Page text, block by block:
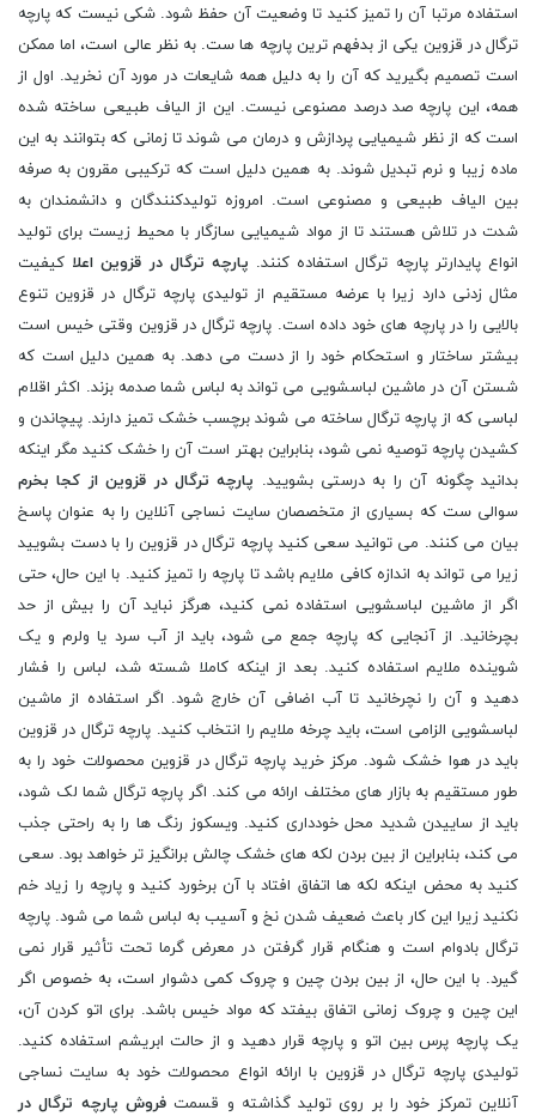
استفاده مرتبا آن را تمیز کنید تا وضعیت آن حفظ شود. شکی نیست که پارچه
ترگال در قزوین یکی از بدفهم ترین پارچه ها ست. به نظر عالی است، اما ممکن
است تصمیم بگیرید که آن را به دلیل همه شایعات در مورد آن نخرید. اول از
همه، این پارچه صد درصد مصنوعی نیست. این از الیاف طبیعی ساخته شده
است که از نظر شیمیایی پردازش و درمان می شوند تا زمانی که بتوانند به این
ماده زیبا و نرم تبدیل شوند. به همین دلیل است که ترکیبی مقرون به صرفه
بین الیاف طبیعی و مصنوعی است. امروزه تولیدکنندگان و دانشمندان به
شدت در تلاش هستند تا از مواد شیمیایی سازگار با محیط زیست برای تولید
انواع پایدارتر پارچه ترگال استفاده کنند. پارچه ترگال در قزوین اعلا کیفیت
مثال زدنی دارد زیرا با عرضه مستقیم از تولیدی پارچه ترگال در قزوین تنوع
بالایی را در پارچه های خود داده است. پارچه ترگال در قزوین وقتی خیس است
بیشتر ساختار و استحکام خود را از دست می دهد. به همین دلیل است که
شستن آن در ماشین لباسشویی می تواند به لباس شما صدمه بزند. اکثر اقلام
لباسی که از پارچه ترگال ساخته می شوند برچسب خشک تمیز دارند. پیچاندن و
کشیدن پارچه توصیه نمی شود، بنابراین بهتر است آن را خشک کنید مگر اینکه
بدانید چگونه آن را به درستی بشویید. پارچه ترگال در قزوین از کجا بخرم
سوالی ست که بسیاری از متخصصان سایت نساجی آنلاین را به عنوان پاسخ
بیان می کنند. می توانید سعی کنید پارچه ترگال در قزوین را با دست بشویید
زیرا می تواند به اندازه کافی ملایم باشد تا پارچه را تمیز کنید. با این حال، حتی
اگر از ماشین لباسشویی استفاده نمی کنید، هرگز نباید آن را بیش از حد
بچرخانید. از آنجایی که پارچه جمع می شود، باید از آب سرد یا ولرم و یک
شوینده ملایم استفاده کنید. بعد از اینکه کاملا شسته شد، لباس را فشار
دهید و آن را نچرخانید تا آب اضافی آن خارج شود. اگر استفاده از ماشین
لباسشویی الزامی است، باید چرخه ملایم را انتخاب کنید. پارچه ترگال در قزوین
باید در هوا خشک شود. مرکز خرید پارچه ترگال در قزوین محصولات خود را به
طور مستقیم به بازار های مختلف ارائه می کند. اگر پارچه ترگال شما لک شود،
باید از ساییدن شدید محل خودداری کنید. ویسکوز رنگ ها را به راحتی جذب
می کند، بنابراین از بین بردن لکه های خشک چالش برانگیز تر خواهد بود. سعی
کنید به محض اینکه لکه ‌ها اتفاق افتاد با آن برخورد کنید و پارچه را زیاد خم
نکنید زیرا این کار باعث ضعیف شدن نخ و آسیب به لباس شما می‌ شود. پارچه
ترگال بادوام است و هنگام قرار گرفتن در معرض گرما تحت تأثیر قرار نمی
گیرد. با این حال، از بین بردن چین و چروک کمی دشوار است، به خصوص اگر
این چین و چروک زمانی اتفاق بیفتد که مواد خیس باشد. برای اتو کردن آن،
یک پارچه پرس بین اتو و پارچه قرار دهید و از حالت ابریشم استفاده کنید.
تولیدی پارچه ترگال در قزوین با ارائه انواع محصولات خود به سایت نساجی
آنلاین تمرکز خود را بر روی تولید گذاشته و قسمتفروش پارچه ترگال در